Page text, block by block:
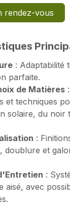
rendez-vous
: Adaptabilité
parfaite.
de Matières
et techniques
solaire, du noir
:
doublure et
:
aisé, avec